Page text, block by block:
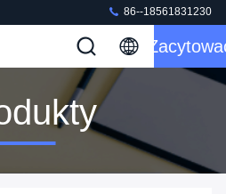
86--18561831230